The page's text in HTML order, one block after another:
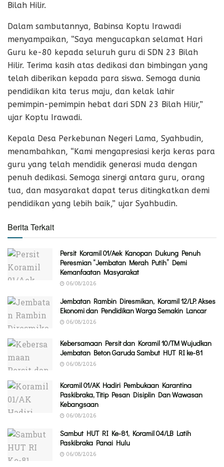
Bilah Hilir.
Dalam sambutannya, Babinsa Koptu Irawadi
menyampaikan, “Saya mengucapkan selamat Hari
Guru ke-80 kepada seluruh guru di SDN 23 Bilah
Hilir. Terima kasih atas dedikasi dan bimbingan yang
telah diberikan kepada para siswa. Semoga dunia
pendidikan kita terus maju, dan kelak lahir
pemimpin-pemimpin hebat dari SDN 23 Bilah Hilir,”
ujar Koptu Irawadi.
Kepala Desa Perkebunan Negeri Lama, Syahbudin,
menambahkan, “Kami mengapresiasi kerja keras para
guru yang telah mendidik generasi muda dengan
penuh dedikasi. Semoga sinergi antara guru, orang
tua, dan masyarakat dapat terus ditingkatkan demi
pendidikan yang lebih baik,” ujar Syahbudin.
Berita Terkait
Persit Koramil 01/Aek Kanopan Dukung Penuh
Peresmian “Jembatan Merah Putih” Demi
Kemanfaatan Masyarakat
06/08/2026
Jembatan Rambin Diresmikan, Koramil 12/LP: Akses
Ekonomi dan Pendidikan Warga Semakin Lancar
06/08/2026
Kebersamaan Persit dan Koramil 10/TM Wujudkan
Jembatan Beton Garuda Sambut HUT RI ke-81
06/08/2026
Koramil 01/AK Hadiri Pembukaan Karantina
Paskibraka, Titip Pesan Disiplin Dan Wawasan
Kebangsaan
06/08/2026
Sambut HUT RI Ke-81, Koramil 04/LB Latih
Paskibraka Panai Hulu
06/08/2026